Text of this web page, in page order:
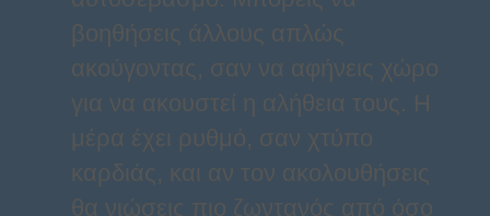
βοηθήσεις άλλους απλώς
ακούγοντας, σαν να αφήνεις χώρο
για να ακουστεί η αλήθεια τους. Η
μέρα έχει ρυθμό, σαν χτύπο
καρδιάς, και αν τον ακολουθήσεις
θα νιώσεις πιο ζωντανός από όσο